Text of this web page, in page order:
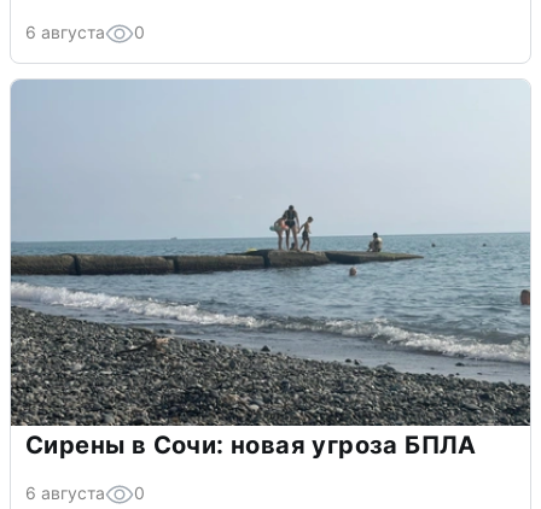
6 августа 0
Сирены в Сочи: новая угроза БПЛА
6 августа 0